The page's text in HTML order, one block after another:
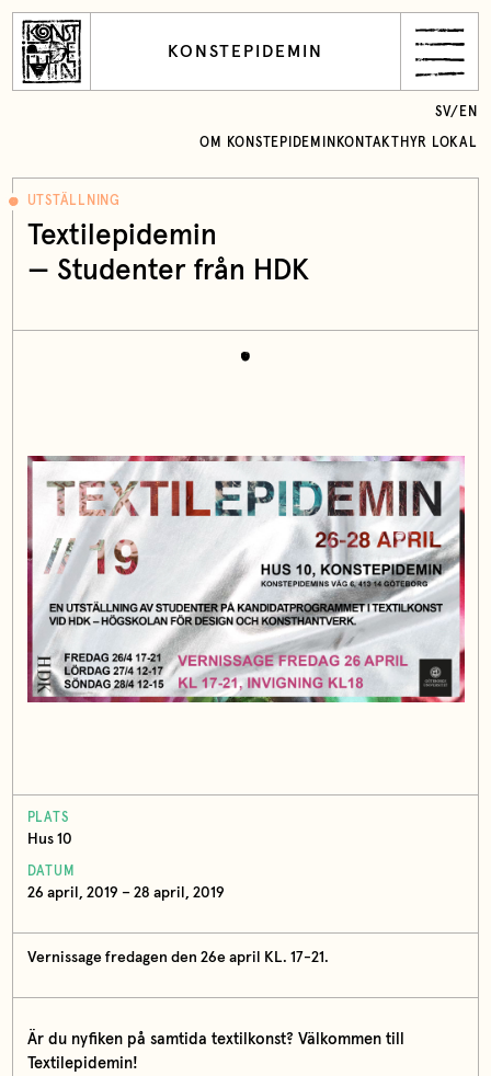
KONSTEPIDEMIN
OM KONSTEPIDEMIN KONTAKT HYR LOKAL
SV/ EN
UTSTÄLLNING
Textilepidemin
— Studenter från HDK
PLATS
Hus 10
DATUM
26 april, 2019 – 28 april, 2019
Vernissage fredagen den 26e april KL. 17-21.
Är du nyfiken på samtida textilkonst? Välkommen till
Textilepidemin!